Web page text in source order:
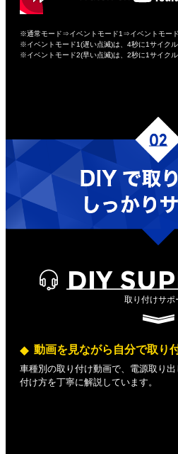
※通常モード⇒イベントモード1⇒イベントモード
※イベントモード1(遅い点滅)は、4秒に1サイクル
※イベントモード2(早い点滅)は、2秒に1サイクル
DIY
取り付けサポ
動画を見ながら自分で取り
車種別の取り付け動画で、電源取り
付け方を丁寧に解説しています。